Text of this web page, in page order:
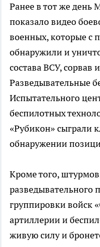
Ранее в тот же день
показало видео
военных, которые с
обнаружили и
состава ВСУ, сорвав
Разведывательные
Испытательного
беспилотных
«Рубикон» сыграли
обнаружении
Кроме того,
разведывательного
группировки войск
артиллерии и
живую силу и